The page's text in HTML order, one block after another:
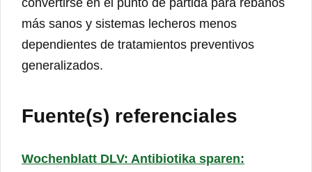
más sanos y sistemas lecheros menos
dependientes de tratamientos preventivos
generalizados.
Fuente(s) referenciales
Wochenblatt DLV: Antibiotika sparen: